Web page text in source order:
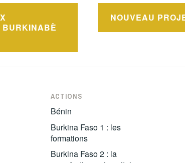
NOUVEAU
ACTIONS
Bénin
Burkina Faso 1 : les
formations
Burkina Faso 2 : la